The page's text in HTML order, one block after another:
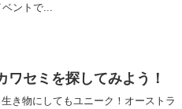
ントで...
セミを探してみよう！
き物にしてもユニーク！オーストラ